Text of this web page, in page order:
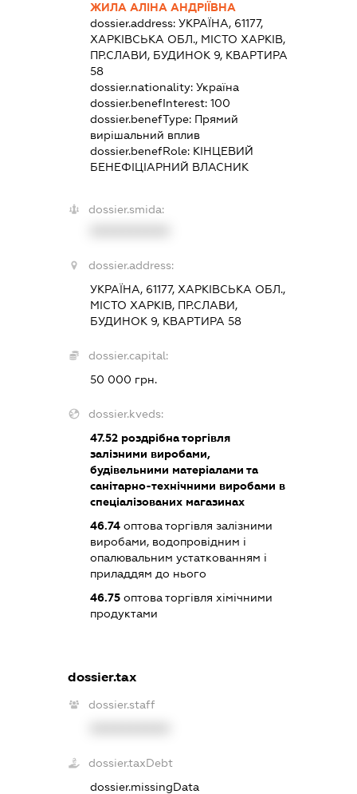
ЖИЛА АЛІНА АНДРІЇВНА
dossier.address:УКРАЇНА, 61177,
ХАРКІВСЬКА ОБЛ., МІСТО ХАРКІВ,
ПР.СЛАВИ, БУДИНОК 9, КВАРТИРА
58
dossier.nationality:Україна
dossier.benefInterest:100
dossier.benefType: Прямий
вирішальний вплив
dossier.benefRole: КІНЦЕВИЙ
БЕНЕФІЦІАРНИЙ ВЛАСНИК
dossier.smida:
dossier.address:
УКРАЇНА, 61177, ХАРКІВСЬКА ОБЛ.,
МІСТО ХАРКІВ, ПР.СЛАВИ,
БУДИНОК 9, КВАРТИРА 58
dossier.capital:
50 000 грн.
dossier.kveds:
47.52 роздрібна торгівля
залізними виробами,
будівельними матеріалами та
санітарно-технічними виробами в
спеціалізованих магазинах
46.74 оптова торгівля залізними
виробами, водопровідним і
опалювальним устаткованням і
приладдям до нього
46.75 оптова торгівля хімічними
продуктами
dossier.tax
dossier.staff
dossier.taxDebt
dossier.missingData